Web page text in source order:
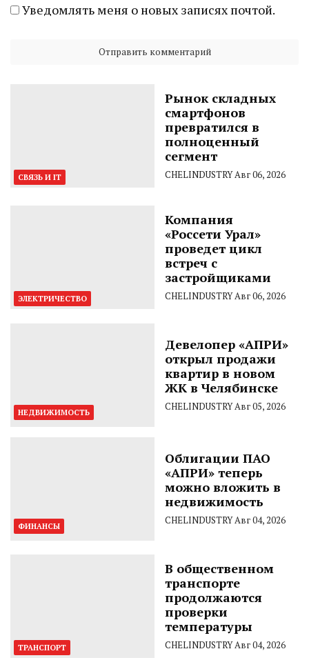
Уведомлять меня о новых записях почтой.
СВЯЗЬ И IT
Рынок складных
смартфонов
превратился в
полноценный
сегмент
CHELINDUSTRYАвг 06, 2026
ЭЛЕКТРИЧЕСТВО
Компания
«Россети Урал»
проведет цикл
встреч с
застройщиками
CHELINDUSTRYАвг 06, 2026
НЕДВИЖИМОСТЬ
Девелопер «АПРИ»
открыл продажи
квартир в новом
ЖК в Челябинске
CHELINDUSTRYАвг 05, 2026
ФИНАНСЫ
Облигации ПАО
«АПРИ» теперь
можно вложить в
недвижимость
CHELINDUSTRYАвг 04, 2026
ТРАНСПОРТ
В общественном
транспорте
продолжаются
проверки
температуры
CHELINDUSTRYАвг 04, 2026